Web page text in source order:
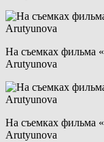
На съемках фильма
Arutyunova
На съемках фильма
Arutyunova